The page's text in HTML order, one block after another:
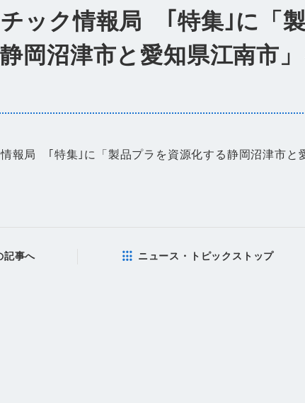
ック情報局 ｢特集｣に「
岡沼津市と愛知県江南市
報局 ｢特集｣に「製品プラを資源化する静岡沼津市と
記事へ ニュース・トピックストップ